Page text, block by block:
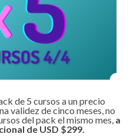
de 5 cursos a un precio
validez de cinco meses, no
del pack el mismo mes, a
de USD $299.